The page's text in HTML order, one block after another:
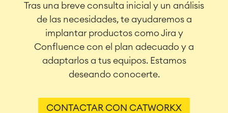
Tras una breve consulta inicial y un análisis
de las necesidades, te ayudaremos a
implantar productos como Jira y
Confluence con el plan adecuado y a
adaptarlos a tus equipos. Estamos
deseando conocerte.
CONTACTAR CON CATWORKX